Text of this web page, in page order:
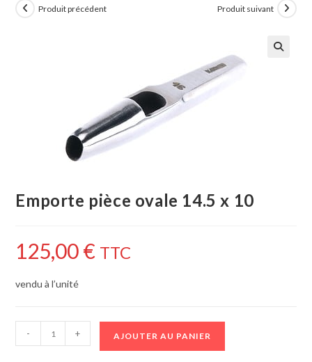
Produit précédent Produit suivant
Emporte pièce ovale 14.5 x 10
125,00€ TTC
vendu à l’unité
- + AJOUTER AU PANIER